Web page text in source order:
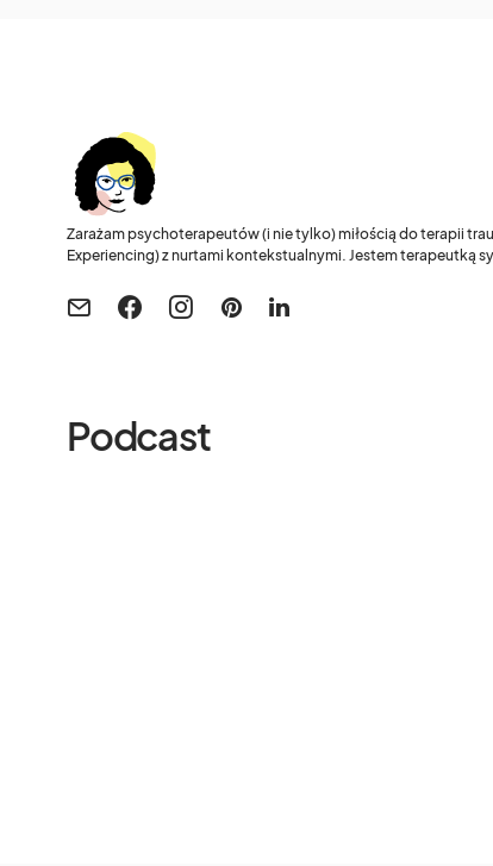
Zarażam psychoterapeutów (i nie tylko) miłością do terapii
Experiencing) z nurtami kontekstualnymi. Jestem terapeutką
Podcast